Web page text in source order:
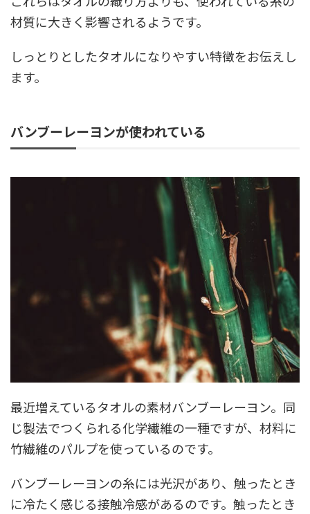
材質に大きく影響されるようです。
しっとりとしたタオルになりやすい特徴をお伝えし
ます。
バンブーレーヨンが使われている
最近増えているタオルの素材バンブーレーヨン。同
じ製法でつくられる化学繊維の一種ですが、材料に
竹繊維のパルプを使っているのです。
バンブーレーヨンの糸には光沢があり、触ったとき
に冷たく感じる接触冷感があるのです。触ったとき